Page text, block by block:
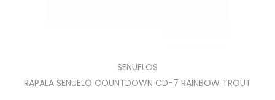
SEÑUELOS
RAPALA SEÑUELO COUNTDOWN CD-7 RAINBOW TROUT